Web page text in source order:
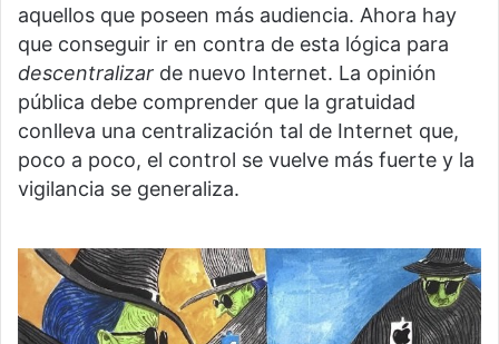
aquellos que poseen más audiencia. Ahora hay
que conseguir ir en contra de esta lógica para
descentralizar de nuevo Internet. La opinión
pública debe comprender que la gratuidad
conlleva una centralización tal de Internet que,
poco a poco, el control se vuelve más fuerte y la
vigilancia se generaliza.